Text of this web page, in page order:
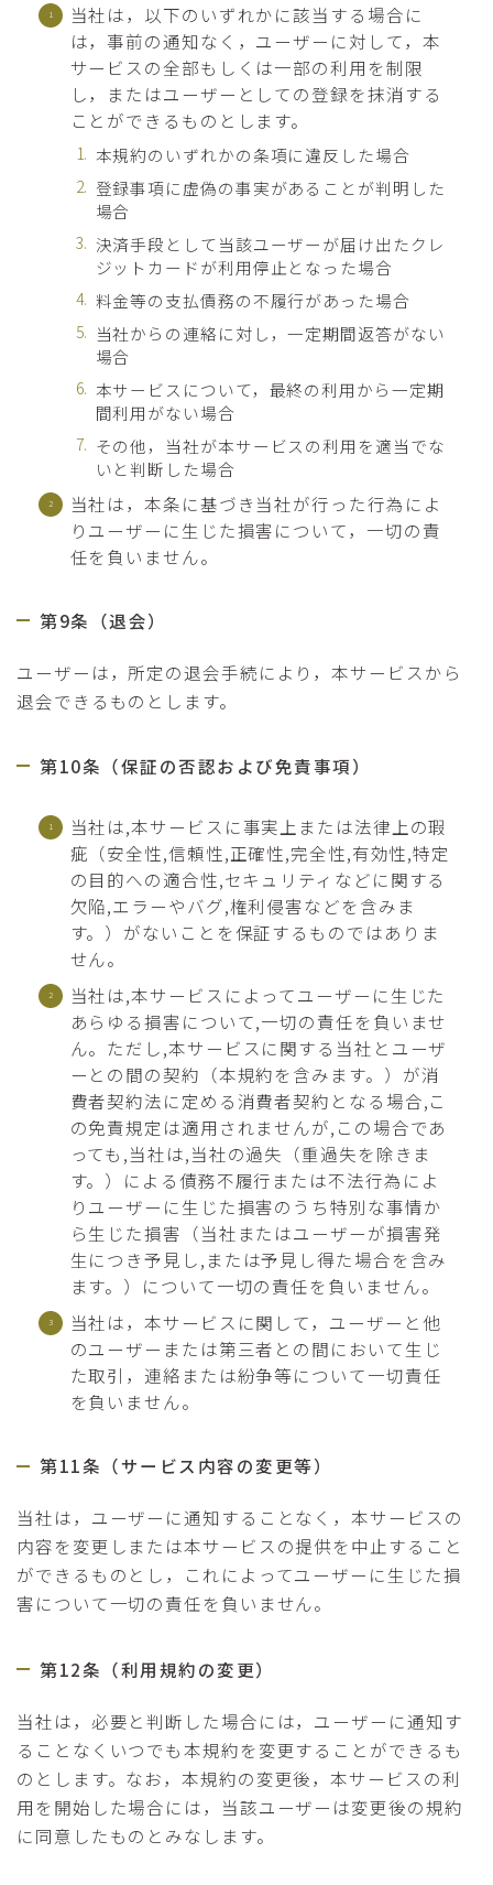
当社は，以下のいずれかに該当する場合に
は，事前の通知なく，ユーザーに対して，本
サービスの全部もしくは一部の利用を制限
し，またはユーザーとしての登録を抹消する
ことができるものとします。
本規約のいずれかの条項に違反した場合
登録事項に虚偽の事実があることが判明した
場合
決済手段として当該ユーザーが届け出たクレ
ジットカードが利用停止となった場合
料金等の支払債務の不履行があった場合
当社からの連絡に対し，一定期間返答がない
場合
本サービスについて，最終の利用から一定期
間利用がない場合
その他，当社が本サービスの利用を適当でな
いと判断した場合
当社は，本条に基づき当社が行った行為によ
りユーザーに生じた損害について，一切の責
任を負いません。
第9条（退会）
ユーザーは，所定の退会手続により，本サービスから
退会できるものとします。
第10条（保証の否認および免責事項）
当社は,本サービスに事実上または法律上の瑕
疵（安全性,信頼性,正確性,完全性,有効性,特定
の目的への適合性,セキュリティなどに関する
欠陥,エラーやバグ,権利侵害などを含みま
す。）がないことを保証するものではありま
せん。
当社は,本サービスによってユーザーに生じた
あらゆる損害について,一切の責任を負いませ
ん。ただし,本サービスに関する当社とユーザ
ーとの間の契約（本規約を含みます。）が消
費者契約法に定める消費者契約となる場合,こ
の免責規定は適用されませんが,この場合であ
っても,当社は,当社の過失（重過失を除きま
す。）による債務不履行または不法行為によ
りユーザーに生じた損害のうち特別な事情か
ら生じた損害（当社またはユーザーが損害発
生につき予見し,または予見し得た場合を含み
ます。）について一切の責任を負いません。
当社は，本サービスに関して，ユーザーと他
のユーザーまたは第三者との間において生じ
た取引，連絡または紛争等について一切責任
を負いません。
第11条（サービス内容の変更等）
当社は，ユーザーに通知することなく，本サービスの
内容を変更しまたは本サービスの提供を中止すること
ができるものとし，これによってユーザーに生じた損
害について一切の責任を負いません。
第12条（利用規約の変更）
当社は，必要と判断した場合には，ユーザーに通知す
ることなくいつでも本規約を変更することができるも
のとします。なお，本規約の変更後，本サービスの利
用を開始した場合には，当該ユーザーは変更後の規約
に同意したものとみなします。